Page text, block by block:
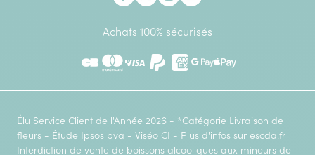
Achats 100% sécurisés
CB Mastercard PaypalAmerican Express
Google Pay
Apple Pay
Élu Service Client de l'Année 2026 - *Catégorie Livraison de
fleurs - Étude Ipsos bva - Viséo CI - Plus d'infos sur escda.fr
Interdiction de vente de boissons alcooliques aux mineurs de